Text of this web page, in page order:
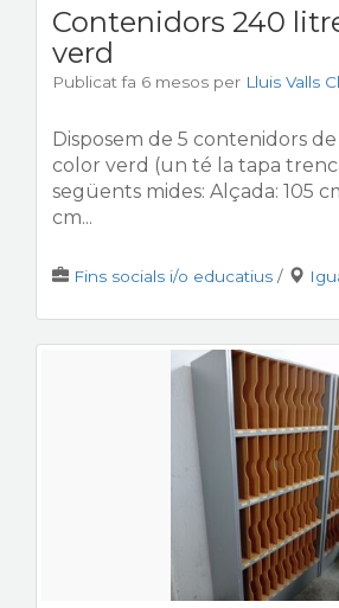
Contenidors 240
verd
Publicat fa 6 mesos per Lluis Valls
Disposem de 5 contenidors
color verd (un té la tapa
següents mides: Alçada: 105
cm...
Fins socials i/o educatius /